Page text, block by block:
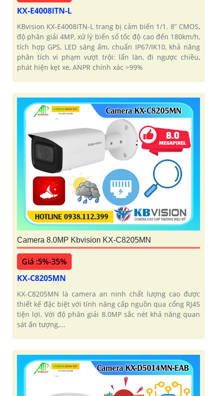
KX-E4008ITN-L
KBvision KX-E4008ITN-L trang bị cảm biến 1/1. 8” CMOS,
độ phân giải 4MP, xử lý biển số tốc độ cao đến 180km/h,
tích hợp GPS, LED sáng ấm, chuẩn IP67/IK10, khả năng
phân tích vi phạm vượt trội: lấn làn, đi ngược chiều,
phát hiện kẹt xe, ANPR chính xác >99%
Camera 8.0MP Kbvision KX-C8205MN
Giá :5%-35%
KX-C8205MN
KX-C8205MN là camera an ninh chất lượng cao được
thiết kế đặc biệt với tính năng cấp nguồn qua cổng RJ45
tiện lợi. Với độ phân giải 8.0MP sắc nét khả năng quan
sát ấn tượng,...